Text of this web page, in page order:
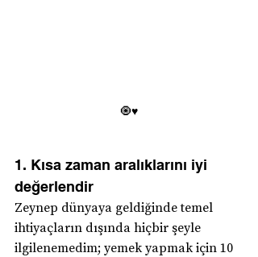
🧿♥️
1. Kısa zaman aralıklarını iyi
değerlendir
Zeynep dünyaya geldiğinde temel
ihtiyaçların dışında hiçbir şeyle
ilgilenemedim; yemek yapmak için 10